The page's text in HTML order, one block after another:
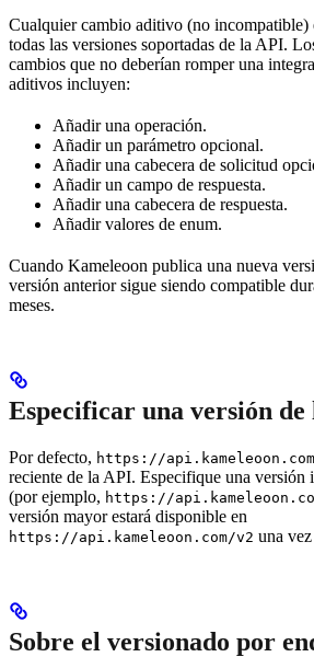
Cualquier cambio aditivo (no incompatible)
todas las versiones soportadas de la API.
cambios que no deberían romper una
aditivos incluyen:
Añadir una operación.
Añadir un parámetro opcional.
Añadir una cabecera de solicitud
Añadir un campo de respuesta.
Añadir una cabecera de respuesta.
Añadir valores de enum.
Cuando Kameleoon publica una nueva
versión anterior sigue siendo compatible
meses.
Especificar una versión
Por defecto, https://api.kameleoon.com
reciente de la API. Especifique una
(por ejemplo, https://
versión mayor estará disponible en
https://api.kameleoon.com/v2 una
Sobre el versionado por